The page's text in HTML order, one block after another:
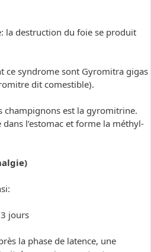
la destruction du foie se produit
ce syndrome sont Gyromitra gigas
dit comestible).
champignons est la gyromitrine.
dans l’estomac et forme la méthyl-
jours
la phase de latence, une